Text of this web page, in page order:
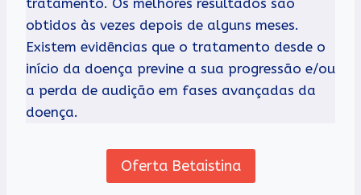
obtidos às vezes depois de alguns meses.
Existem evidências que o tratamento desde o
início da doença previne a sua progressão e/ou
a perda de audição em fases avançadas da
doença.
Oferta Betaistina